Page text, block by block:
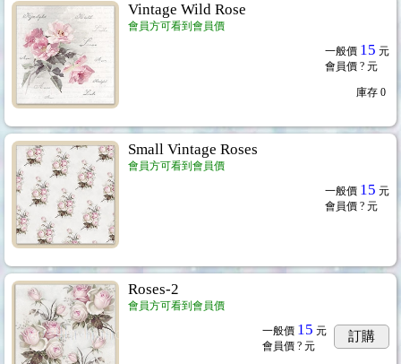
Vintage Wild Rose
會員方可看到會員價
一般價 15 元
會員價 ? 元
庫存 0
Small Vintage Roses
會員方可看到會員價
一般價 15 元
會員價 ? 元
Roses-2
會員方可看到會員價
一般價 15 元
會員價 ? 元
訂購